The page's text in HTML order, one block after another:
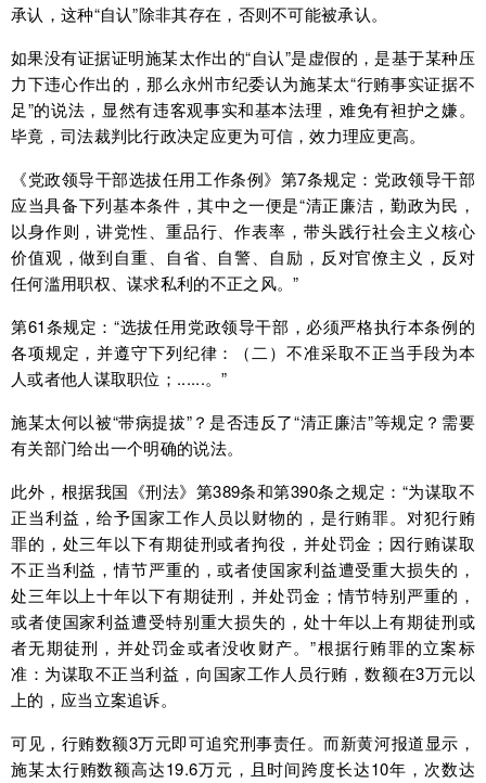
承认，这种“自认”除非其存在，否则不可能被承认。
如果没有证据证明施某太作出的“自认”是虚假的，是基于某种压
力下违心作出的，那么永州市纪委认为施某太“行贿事实证据不
足”的说法，显然有违客观事实和基本法理，难免有袒护之嫌。
毕竟，司法裁判比行政决定应更为可信，效力理应更高。
《党政领导干部选拔任用工作条例》第7条规定：党政领导干部
应当具备下列基本条件，其中之一便是“清正廉洁，勤政为民，
以身作则，讲党性、重品行、作表率，带头践行社会主义核心
价值观，做到自重、自省、自警、自励，反对官僚主义，反对
任何滥用职权、谋求私利的不正之风。”
第61条规定：“选拔任用党政领导干部，必须严格执行本条例的
各项规定，并遵守下列纪律：（二）不准采取不正当手段为本
人或者他人谋取职位；......。”
施某太何以被“带病提拔”？是否违反了“清正廉洁”等规定？需要
有关部门给出一个明确的说法。
此外，根据我国《刑法》第389条和第390条之规定：“为谋取不
正当利益，给予国家工作人员以财物的，是行贿罪。对犯行贿
罪的，处三年以下有期徒刑或者拘役，并处罚金；因行贿谋取
不正当利益，情节严重的，或者使国家利益遭受重大损失的，
处三年以上十年以下有期徒刑，并处罚金；情节特别严重的，
或者使国家利益遭受特别重大损失的，处十年以上有期徒刑或
者无期徒刑，并处罚金或者没收财产。”根据行贿罪的立案标
准：为谋取不正当利益，向国家工作人员行贿，数额在3万元以
上的，应当立案追诉。
可见，行贿数额3万元即可追究刑事责任。而新黄河报道显示，
施某太行贿数额高达19.6万元，且时间跨度长达10年，次数达